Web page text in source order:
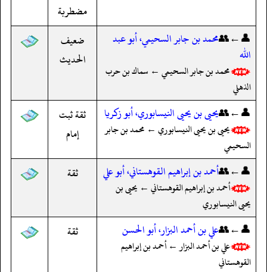
مضطربة
👤←👥محمد بن جابر السحيمي، أبو عبد
الله
محمد بن جابر السحيمي ← سماك بن حرب
الذهلي
ضعيف
الحديث
👤←👥يحيى بن يحيى النيسابوري، أبو زكريا
يحيى بن يحيى النيسابوري ← محمد بن جابر
السحيمي
ثقة ثبت
إمام
👤←👥أحمد بن إبراهيم القوهستاني، أبو علي
أحمد بن إبراهيم القوهستاني ← يحيى بن
يحيى النيسابوري
ثقة
👤←👥علي بن أحمد البزار، أبو الحسن
علي بن أحمد البزار ← أحمد بن إبراهيم
القوهستاني
ثقة